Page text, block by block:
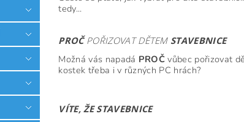
tedy...
PROČPOŘIZOVAT DĚTEMSTAVEBNICE
Možná vás napadá PROČ vůbec pořizovat
kostek třeba i v různých PC hrách?
VÍTE, ŽE STAVEBNICE